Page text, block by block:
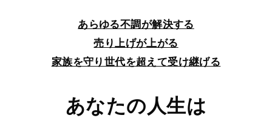
あらゆる不調が解決する
売り上げが上がる
家族を守り世代を超えて受け継げる
あなたの人生は